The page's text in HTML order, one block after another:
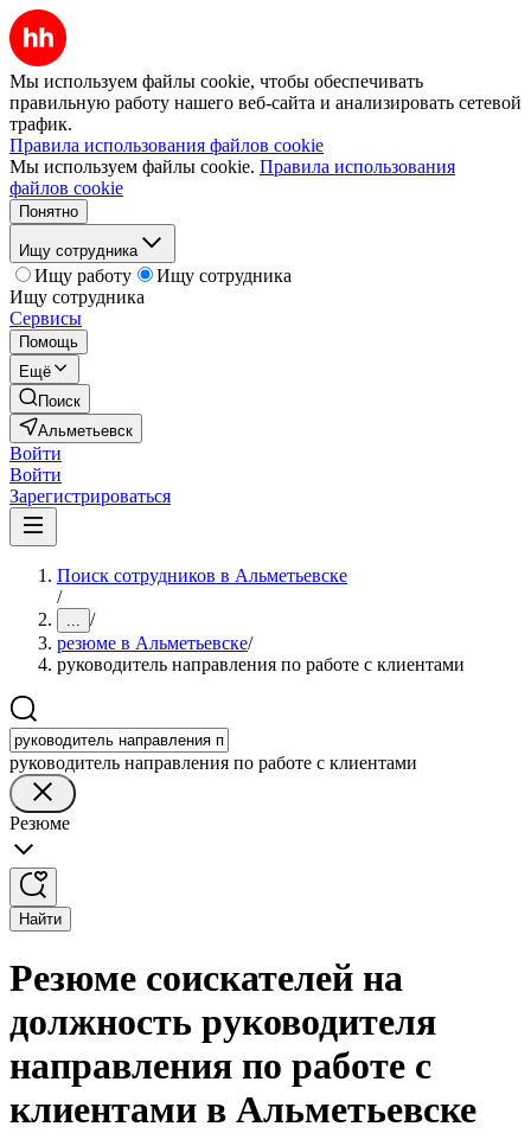
Мы используем файлы cookie, чтобы обеспечивать
правильную работу нашего веб-сайта и анализировать сетевой
трафик.
Правила использования файлов cookie
Мы используем файлы cookie. Правила использования
файлов cookie
Понятно
Ищу сотрудника
Ищу работу
Ищу сотрудника
Ищу сотрудника
Сервисы
Помощь
Ещё
Поиск
Альметьевск
Войти
Войти
Зарегистрироваться
Поиск сотрудников в Альметьевске
/
... /
резюме в Альметьевске/
руководитель направления по работе с клиентами
руководитель направления по работе с клиентами
Резюме
Найти
Резюме соискателей на
должность руководителя
направления по работе с
клиентами в Альметьевске